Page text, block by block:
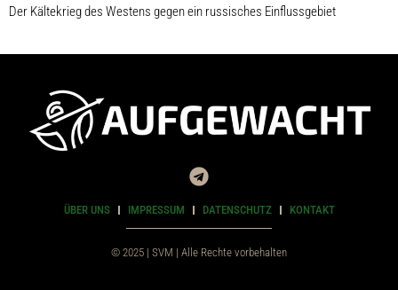
Der Kältekrieg des Westens gegen ein russisches Einflussgebiet
ÜBER UNS IMPRESSUM DATENSCHUTZ KONTAKT
© 2025 | SVM | Alle Rechte vorbehalten